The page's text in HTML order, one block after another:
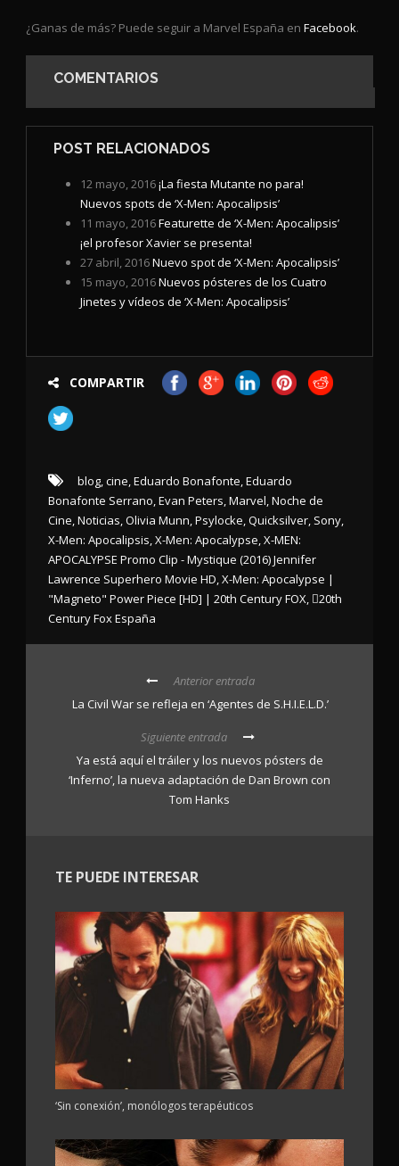
¿Ganas de más? Puede seguir a Marvel España en Facebook.
COMENTARIOS
POST RELACIONADOS
12 mayo, 2016¡La fiesta Mutante no para!
Nuevos spots de ‘X-Men: Apocalipsis’
11 mayo, 2016Featurette de ‘X-Men: Apocalipsis’
¡el profesor Xavier se presenta!
27 abril, 2016Nuevo spot de ‘X-Men: Apocalipsis’
15 mayo, 2016Nuevos pósteres de los Cuatro
Jinetes y vídeos de ‘X-Men: Apocalipsis’
COMPARTIR
blog,cine,Eduardo Bonafonte,Eduardo
Bonafonte Serrano,Evan Peters,Marvel,Noche de
Cine,Noticias,Olivia Munn,Psylocke,Quicksilver, Sony,
X-Men: Apocalipsis,X-Men: Apocalypse,X-MEN:
APOCALYPSE Promo Clip - Mystique (2016) Jennifer
Lawrence Superhero Movie HD,X-Men: Apocalypse |
"Magneto" Power Piece [HD] | 20th Century FOX, 20th
Century Fox España
Anterior entrada
La Civil War se refleja en ‘Agentes de S.H.I.E.L.D.’
Siguiente entrada
Ya está aquí el tráiler y los nuevos pósters de
‘Inferno’, la nueva adaptación de Dan Brown con
Tom Hanks
TE PUEDE INTERESAR
‘Sin conexión’, monólogos terapéuticos